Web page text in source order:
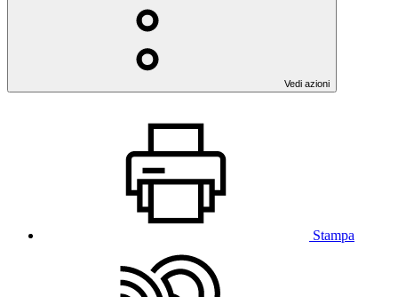
Vedi azioni
Stampa